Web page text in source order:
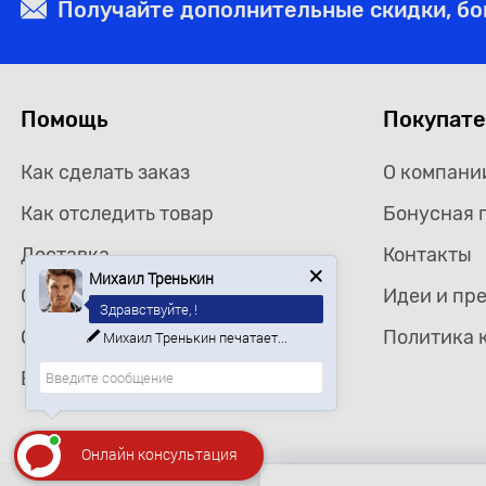
Получайте дополнительные скидки,
Помощь
Как сделать заказ
Как отследить товар
Доставка
Самовывоз
Оплата
Возврат товара
О
Бонусная
Контакты
Идеи и
Политика
Онлайн консультация
Михаил Тренькин
Здравствуйте, !
Ищете определенный товар?